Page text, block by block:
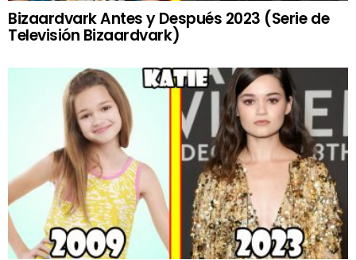
Bizaardvark Antes y Después 2023 (Serie de
Televisión Bizaardvark)